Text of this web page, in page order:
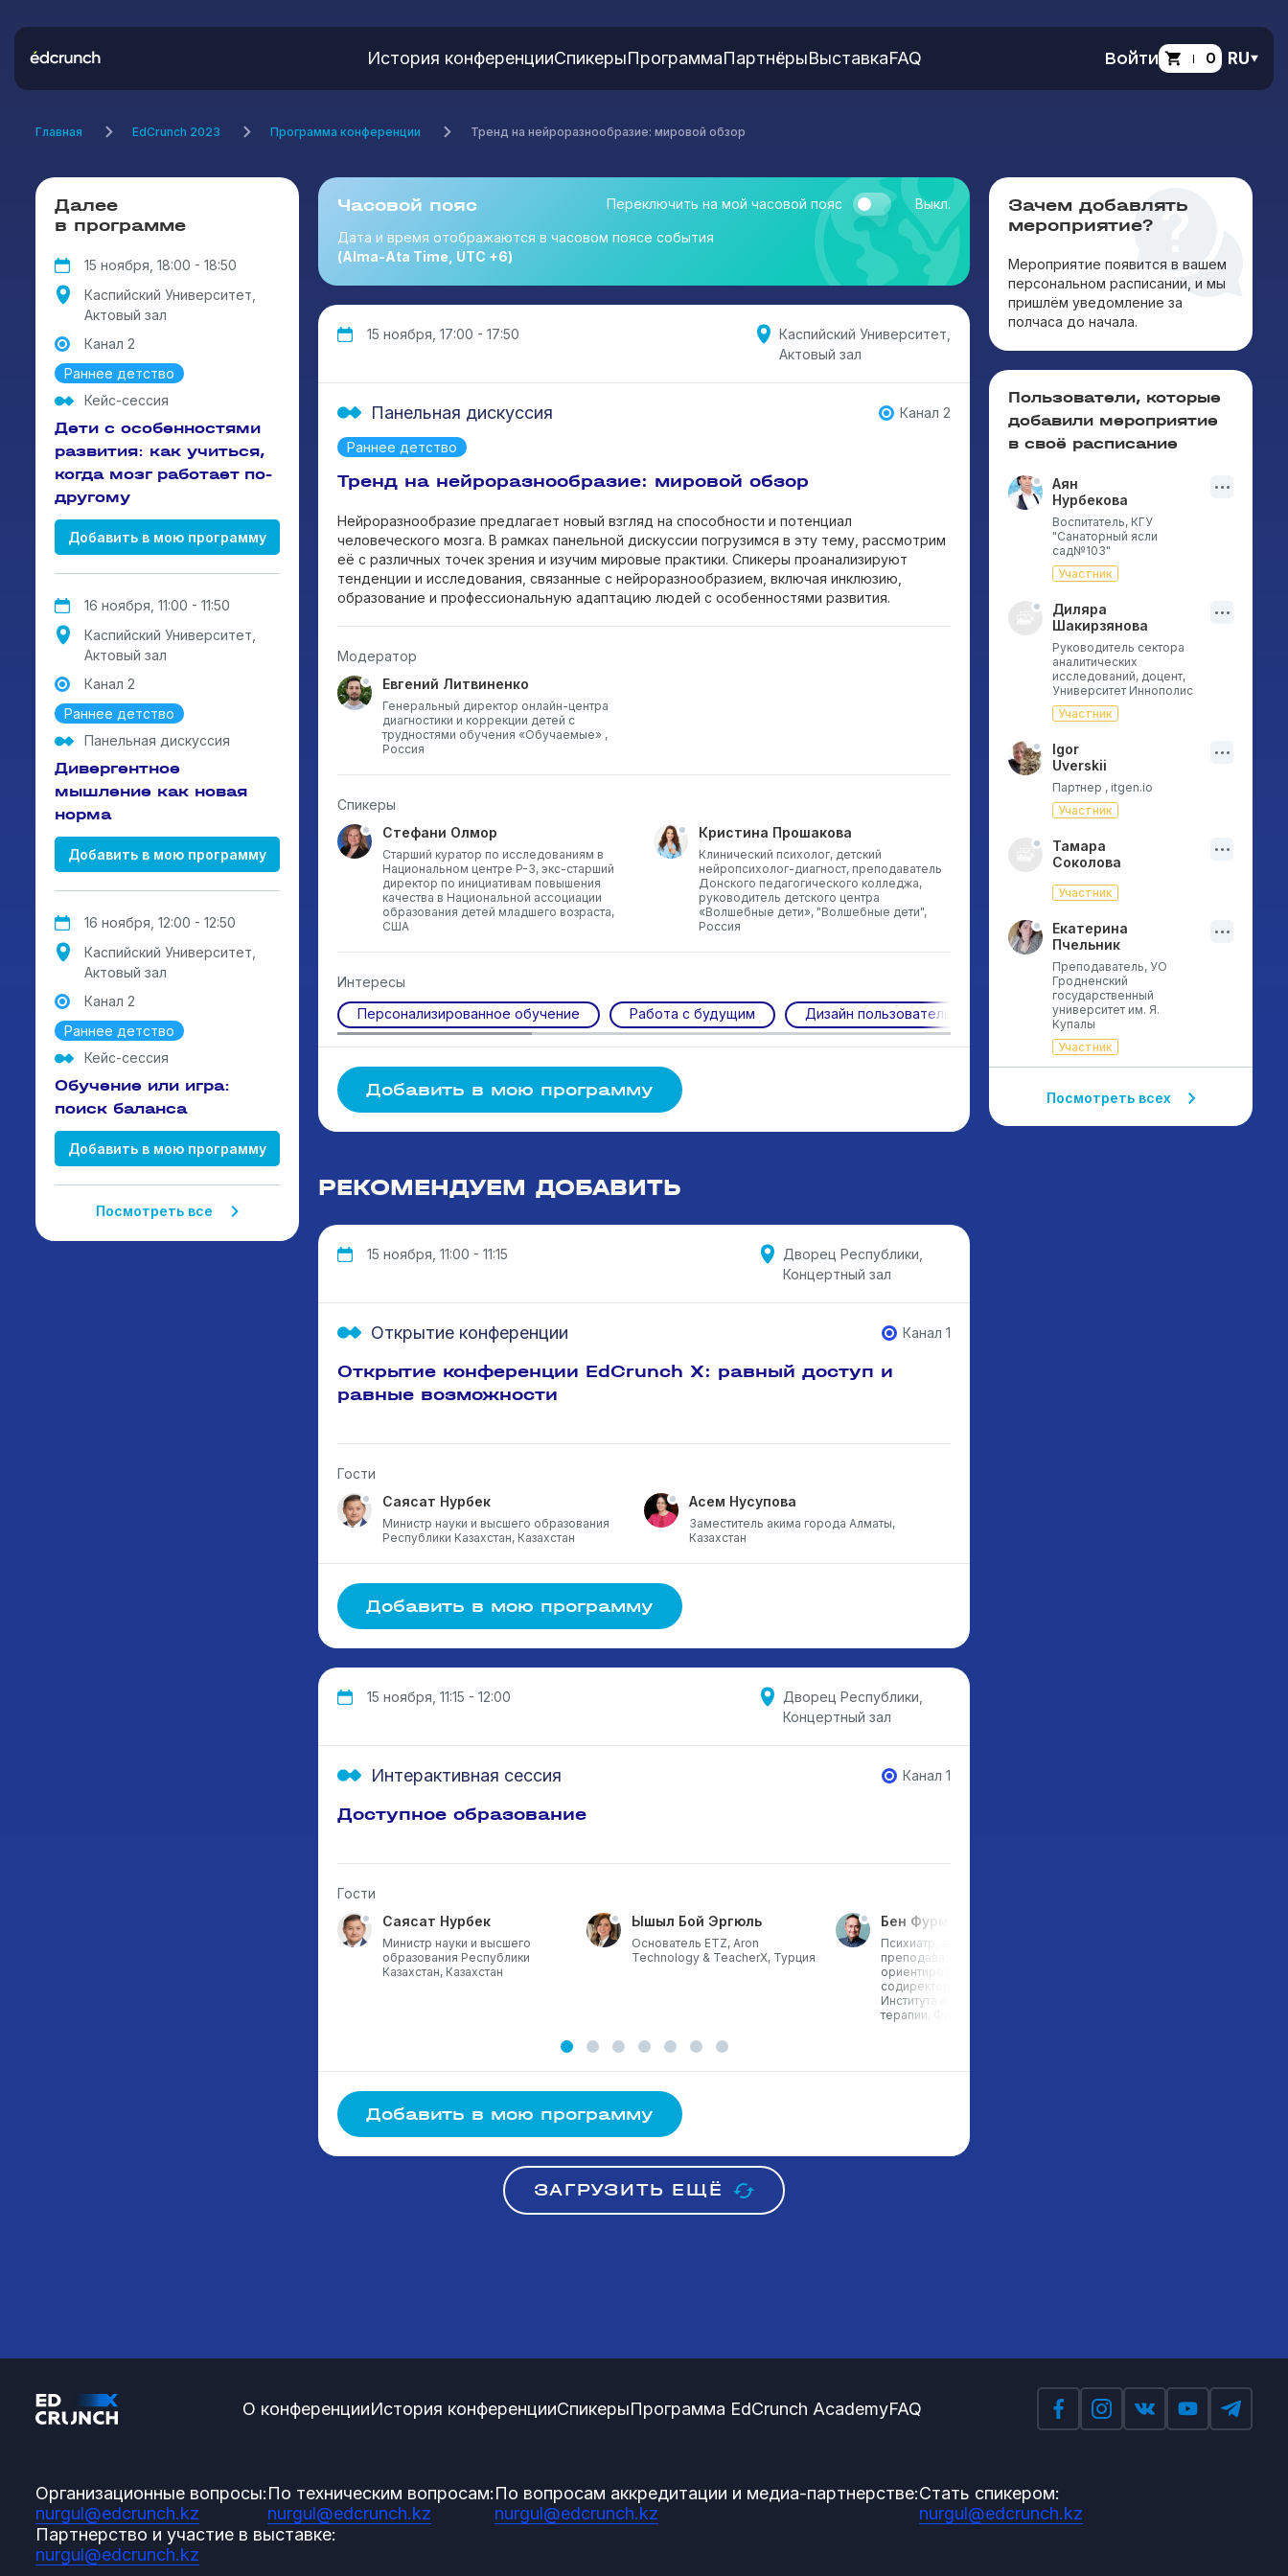
История конференцииСпикерыПрограммаПартнёрыВыставкаFAQ Войти 0 RU
Главная EdCrunch 2023 Программа конференции Тренд на нейроразнообразие: мировой обзор
Далее
в программе
15 ноября, 18:00 - 18:50
Каспийский Университет,
Актовый зал
Канал 2
Раннее детство
Кейс-сессия
Дети с особенностями
развития: как учиться,
когда мозг работает по-
другому
Добавить в мою программу
16 ноября, 11:00 - 11:50
Каспийский Университет,
Актовый зал
Канал 2
Раннее детство
Панельная дискуссия
Дивергентное
мышление как новая
норма
Добавить в мою программу
16 ноября, 12:00 - 12:50
Каспийский Университет,
Актовый зал
Канал 2
Раннее детство
Кейс-сессия
Обучение или игра:
поиск баланса
Добавить в мою программу
Посмотреть все
Часовой пояс
Дата и время отображаются в часовом поясе события
(Alma-Ata Time, UTC +6)
Переключить на мой часовой пояс Выкл.
15 ноября, 17:00 - 17:50
Каспийский Университет,
Актовый зал
Раннее детство
Панельная дискуссия Канал 2
Тренд на нейроразнообразие: мировой обзор
Нейроразнообразие предлагает новый взгляд на способности и потенциал
человеческого мозга. В рамках панельной дискуссии погрузимся в эту тему, рассмотрим
её с различных точек зрения и изучим мировые практики. Спикеры проанализируют
тенденции и исследования, связанные с нейроразнообразием, включая инклюзию,
образование и профессиональную адаптацию людей с особенностями развития.
Модератор
Евгений Литвиненко
Генеральный директор онлайн-центра
диагностики и коррекции детей с
трудностями обучения «Обучаемые» ,
Россия
Спикеры
Стефани Олмор
Старший куратор по исследованиям в
Национальном центре P-3, экс-старший
директор по инициативам повышения
качества в Национальной ассоциации
образования детей младшего возраста,
США
Кристина Прошакова
Клинический психолог, детский
нейропсихолог-диагност, преподаватель
Донского педагогического колледжа,
руководитель детского центра
«Волшебные дети», "Волшебные дети",
Россия
Интересы
Персонализированное обучение
Работа с будущим Дизайн пользовательского опыта Инклюзия
Добавить в мою программу
РЕКОМЕНДУЕМ ДОБАВИТЬ
15 ноября, 11:00 - 11:15
Дворец Республики,
Концертный зал
Открытие конференции Канал 1
Открытие конференции EdCrunch X: равный доступ и
равные возможности
Гости
Саясат Нурбек
Министр науки и высшего образования
Республики Казахстан, Казахстан
Асем Нусупова
Заместитель акима города Алматы,
Казахстан
Добавить в мою программу
15 ноября, 11:15 - 12:00
Дворец Республики,
Концертный зал
Интерактивная сессия Канал 1
Доступное образование
Гости
Саясат Нурбек
Министр науки и высшего
образования Республики
Казахстан, Казахстан
Ышыл Бой Эргюль
Основатель ETZ, Aron
Technology & TeacherX, Турция
Бен Фурман
Психиатр, автор и
преподаватель проблемно-
ориентированной терапии,
содиректор Хельсинского
Института краткосрочной
терапии, Финляндия
Добавить в мою программу
ЗАГРУЗИТЬ ЕЩЁ
Зачем добавлять
мероприятие?
Мероприятие появится в вашем
персональном расписании, и мы
пришлём уведомление за
полчаса до начала.
Пользователи, которые
добавили мероприятие
в своё расписание
Аян
Нурбекова
Воспитатель, КГУ
"Санаторный ясли
сад№103"
Участник
Диляра
Шакирзянова
Руководитель сектора
аналитических
исследований, доцент,
Университет Иннополис
Участник
Igor
Uverskii
Партнер , itgen.io
Участник
Тамара
Соколова
Участник
Екатерина
Пчельник
Преподаватель, УО
Гродненский
государственный
университет им. Я.
Купалы
Участник
Посмотреть всех
О конференцииИстория конференцииСпикерыПрограмма EdCrunch AcademyFAQ
Организационные вопросы:
nurgul@edcrunch.kz
По техническим вопросам:
nurgul@edcrunch.kz
По вопросам аккредитации и медиа-партнерстве:
nurgul@edcrunch.kz
Стать спикером:
nurgul@edcrunch.kz
Партнерство и участие в выставке:
nurgul@edcrunch.kz